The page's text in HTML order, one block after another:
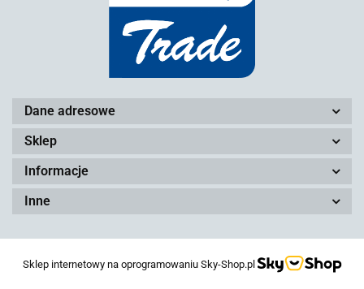
Dane adresowe
Sklep
Informacje
Inne
Sklep internetowy na oprogramowaniu Sky-Shop.pl